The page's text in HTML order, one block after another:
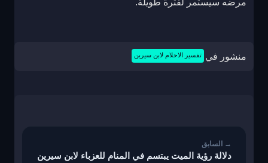
مرضه سيستمر لفترة طويلة.
منشور في تفسير الاحلام لابن سيرين
دلالة رؤية الميت يبتسم في المنام للعزباء لابن سيرين